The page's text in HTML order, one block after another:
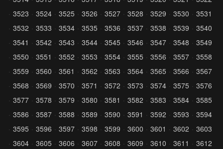
3523
3524 3525 3526 3527 3528 3529 3530
3531
3532
3533 3534 3535 3536 3537 3538 3539
3540
3541
3542 3543 3544 3545 3546 3547 3548
3549
3550
3551 3552 3553 3554 3555 3556 3557
3558
3559
3560 3561 3562 3563 3564 3565 3566
3567
3568
3569 3570 3571 3572 3573 3574 3575
3576
3577
3578 3579 3580 3581 3582 3583 3584
3585
3586
3587 3588 3589 3590 3591 3592 3593
3594
3595
3596 3597 3598 3599 3600 3601 3602
3603
3604
3605 3606 3607 3608 3609 3610 3611
3612